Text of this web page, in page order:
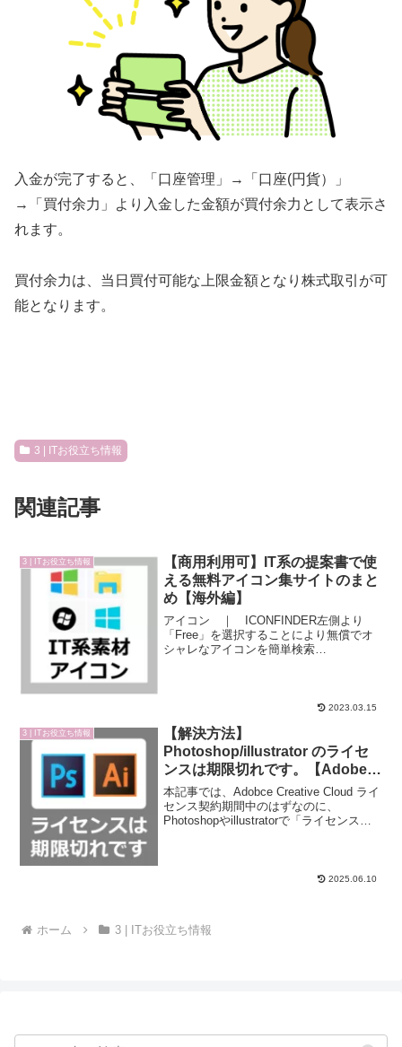
入金が完了すると、「口座管理」→「口座(円貨）」
→「買付余力」より入金した金額が買付余力として表示さ
れます。
買付余力は、当日買付可能な上限金額となり株式取引が可
能となります。
3 | ITお役立ち情報
関連記事
3 | ITお役立ち情報
【商用利用可】IT系の提案書で使
える無料アイコン集サイトのまと
め【海外編】
アイコン ｜ ICONFINDER左側より
「Free」を選択することにより無償でオ
シャレなアイコンを簡単検索
2023.03.15
3 | ITお役立ち情報
【解決方法】
Photoshop/illustrator のライセ
ンスは期限切れです。【Adobe
Creative Cloud】
本記事では、Adobce Creative Cloud ライ
センス契約期間中のはずなのに、
Photoshopやillustratorで「ライセンスは
2025.06.10
ホーム 3 | ITお役立ち情報